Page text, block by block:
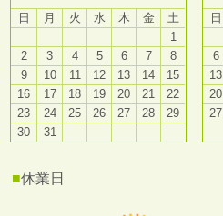
日
月 火 水 木 金
土
1
2
3 4 5 6 7
8
9
10 11 12 13 14
15
16
17 18 19 20 21
22
23
24 25 26 27 28
29
30
31
日
6
13
20
27
■休業日